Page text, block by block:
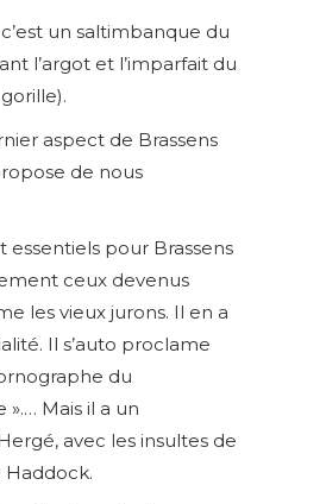
un saltimbanque du
l’argot et l’imparfait du
aspect de Brassens
de nous
essentiels pour Brassens
ceux devenus
les vieux jurons. Il en a
Il s’auto proclame
du
Mais il a un
avec les insultes de
Haddock.